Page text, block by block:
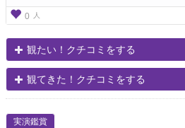
0 人
観たい！クチコミをする
観てきた！クチコミをする
実演鑑賞